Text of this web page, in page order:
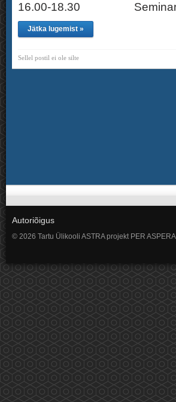
16.00-18.30 Seminar: “
Jätka lugemist »
Sellel postil ei ole silte
Autoriõigus
© 2026 Tartu Ülikooli ASTRA projekt PER